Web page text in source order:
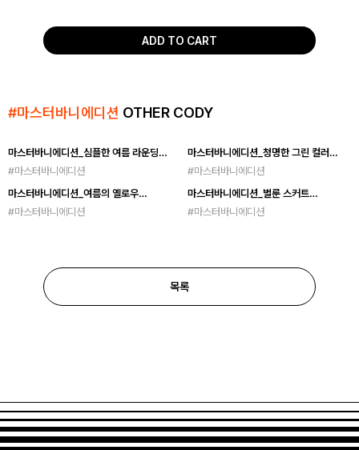
ADD TO CART
#마스터바니에디션 OTHER CODY
마스터바니에디션_심플한 여름 라운딩
@ttinker__bell
#마스터바니에디션
마스터바니에디션_청명한 그린 컬러
@j_____1203
#마스터바니에디션
마스터바니에디션_여름의 옐로우
@ttinker__bell
#마스터바니에디션
마스터바니에디션_벌룬 스커트
@pilateshyun
#마스터바니에디션
목록